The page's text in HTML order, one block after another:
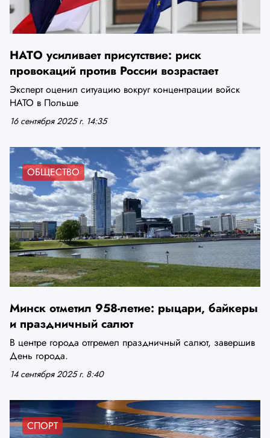
НАТО усиливает присутствие: риск
провокаций против России возрастает
Эксперт оценил ситуацию вокруг концентрации войск
НАТО в Польше
16 сентября 2025 г. 14:35
ОБЩЕСТВО
Минск отметил 958-летие: рыцари, байкеры
и праздничный салют
В центре города отгремел праздничный салют, завершив
День города.
14 сентября 2025 г. 8:40
СПОРТ